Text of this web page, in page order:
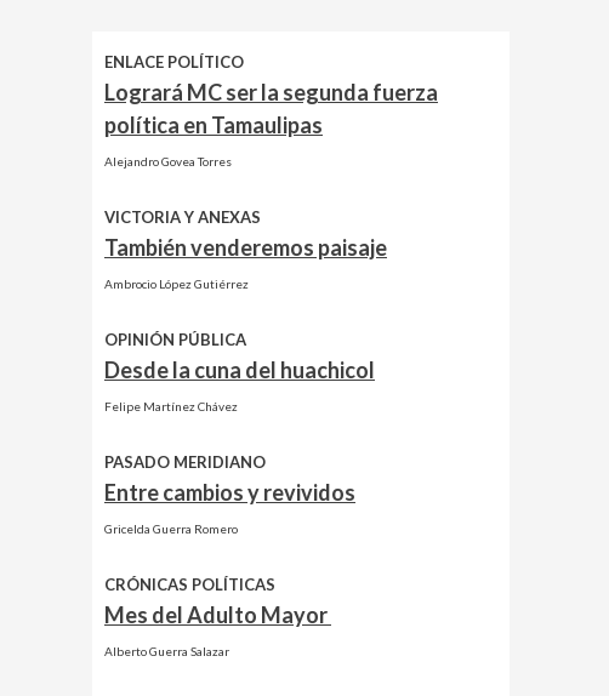
ENLACE POLÍTICO
Logrará MC ser la segunda fuerza
política en Tamaulipas
Alejandro Govea Torres
VICTORIA Y ANEXAS
También venderemos paisaje
Ambrocio López Gutiérrez
OPINIÓN PÚBLICA
Desde la cuna del huachicol
Felipe Martínez Chávez
PASADO MERIDIANO
Entre cambios y revividos
Gricelda Guerra Romero
CRÓNICAS POLÍTICAS
Mes del Adulto Mayor
Alberto Guerra Salazar